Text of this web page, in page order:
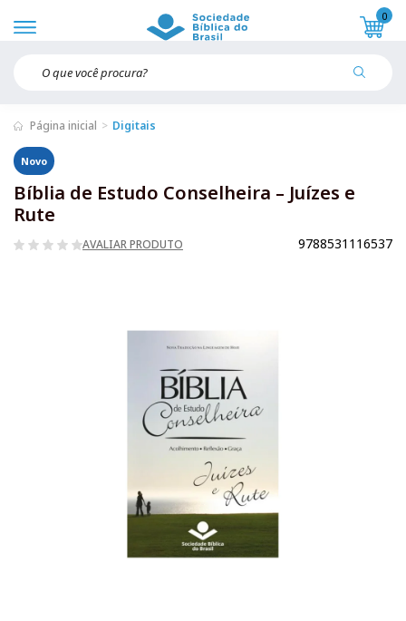
0
Página inicial Digitais
Novo
Bíblia de Estudo Conselheira – Juízes e
Rute
AVALIAR PRODUTO 9788531116537